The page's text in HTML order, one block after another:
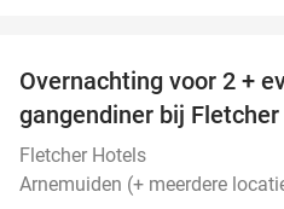
Overnachting voor 2 +
gangendiner bij
Fletcher Hotels
Arnemuiden (+ meerdere